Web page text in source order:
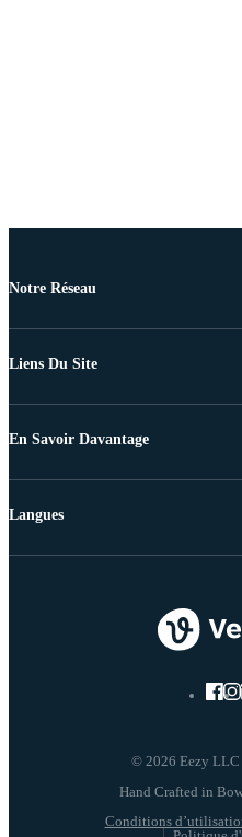
Notre Réseau
Liens Du Site
En Savoir Davantage
© 2026 Eezy LLC
Conditions
Langues